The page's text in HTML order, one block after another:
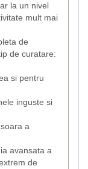
la un nivel
mult mai
de
de curatare:
si pentru
inguste si
a
avansata a
de